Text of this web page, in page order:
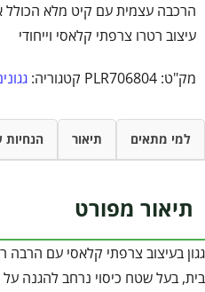
הרכבה עצמית עם קיט מלא הכולל
עיצוב רטרו צרפתי קלאסי וייחודי
מק"ט: PLR706804 קטגוריה:
למי מתאים תיאור הנחיות
תיאור מפורט
גגון בעיצוב צרפתי קלאסי עם הרבה
בית, בעל שטח כיסוי נרחב להגנה על